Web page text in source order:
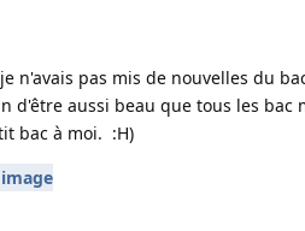
n'avais pas mis de nouvelles du
d'être aussi beau que tous les
bac à moi. :H)